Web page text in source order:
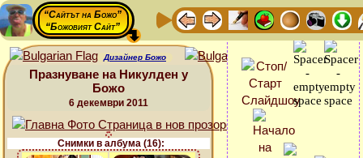
“Сайтът на Божо”
“Божовият Сайт”
Дизайнер Божо
Празнуване на Никулден у
Божо
6 декември 2011
Снимки в албума (16):